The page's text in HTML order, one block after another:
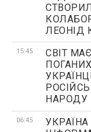
ЛЕОНІД
15:45
СВІТ
НАРОДУ
06:45